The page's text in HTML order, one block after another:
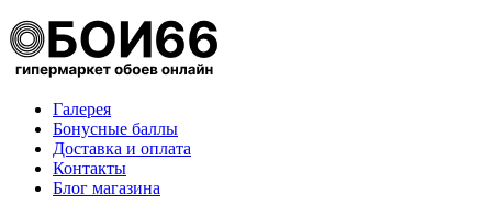
Галерея
Бонусные баллы
Доставка и оплата
Контакты
Блог магазина